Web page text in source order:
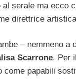
serale ma ecco
direttrice
– nemmeno
Scarrone. Per
come papabili